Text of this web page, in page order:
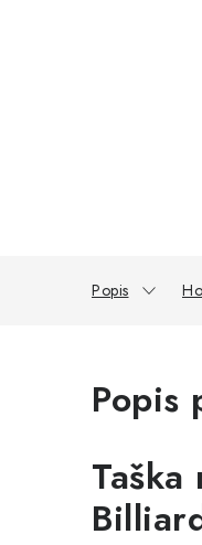
Popis
Popis